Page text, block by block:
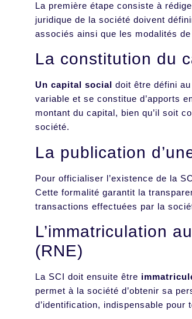
La première étape consiste à
juridique de la société doivent
associés ainsi que les modalités
La constitution du
Un capital social doit être défini
variable et se constitue d’apports
montant du capital, bien qu’il soit
société.
La publication
Pour officialiser l’existence de la
Cette formalité garantit la
transactions effectuées par la
L’immatriculation
(RNE)
La SCI doit ensuite être
permet à la société d’obtenir sa
d’identification, indispensable